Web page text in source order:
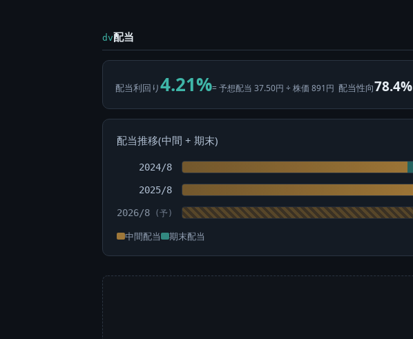
dv配当
配当利回り4.21%= 予想配当 37.50円 ÷ 株価 891円 配当性向78.4%
配当推移(中間 + 期末)
2024/8
2025/8
2026/8
中間配当 期末配当